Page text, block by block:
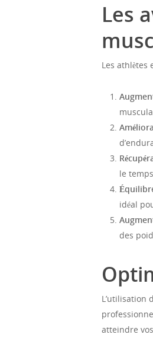
Les
Les athlètes
le
idéal
des
L’utilisation
atteindre